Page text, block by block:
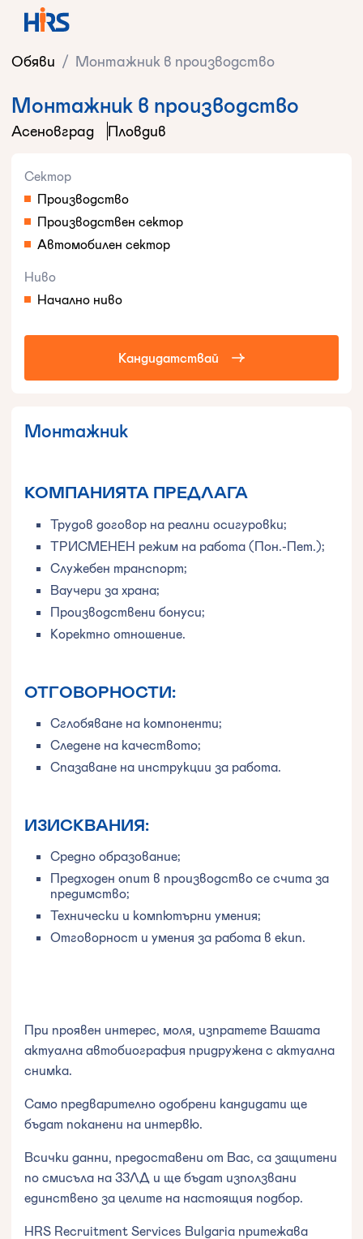
Обяви / Монтажник в производство
Монтажник в производство
Асеновград Пловдив
Сектор
Производство
Производствен сектор
Автомобилен сектор
Ниво
Начално ниво
Кандидатствай
Монтажник
КОМПАНИЯТА ПРЕДЛАГА
Трудов договор на реални осигуровки;
ТРИСМЕНЕН режим на работа (Пон.-Пет.);
Служебен транспорт;
Ваучери за храна;
Производствени бонуси;
Коректно отношение.
ОТГОВОРНОСТИ:
Сглобяване на компоненти;
Следене на качеството;
Спазаване на инструкции за работа.
ИЗИСКВАНИЯ:
Средно образование;
Предходен опит в производство се счита за
предимство;
Технически и компютърни умения;
Отговорност и умения за работа в екип.
При проявен интерес, моля, изпратете Вашата
актуална автобиография придружена с актуална
снимка.
Само предварително одобрени кандидати ще
бъдат поканени на интервю.
Всички данни, предоставени от Вас, са защитени
по смисъла на ЗЗЛД и ще бъдат използвани
единствено за целите на настоящия подбор.
HRS Recruitment Services Bulgaria притежава